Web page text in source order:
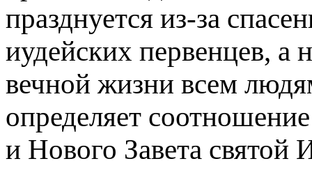
празднуется из-за
иудейских первенцев, а
вечной жизни всем
определяет
и Нового Завета святой